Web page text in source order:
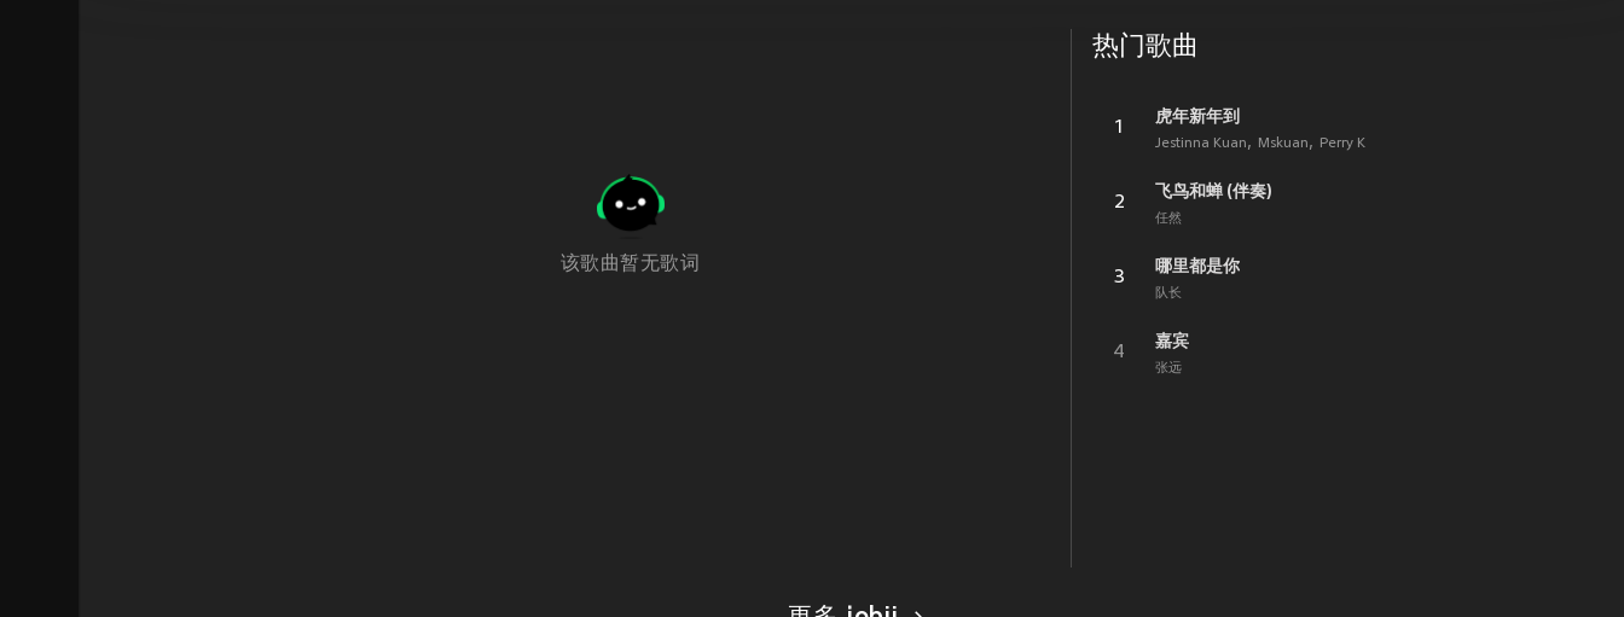
该歌曲暂无歌词
热门歌曲
1
虎年新年到
Jestinna Kuan Mskuan Perry K
2
飞鸟和蝉 (伴奏)
任然
3
哪里都是你
队长
4
嘉宾
张远